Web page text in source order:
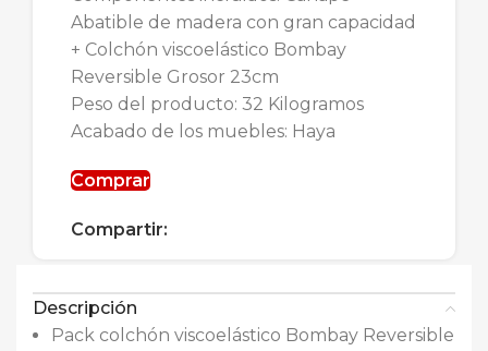
Abatible de madera con gran capacidad
+ Colchón viscoelástico Bombay
Reversible Grosor 23cm
Peso del producto: 32 Kilogramos
Acabado de los muebles: Haya
Comprar
Compartir:
Descripción
Pack colchón viscoelástico Bombay Reversible